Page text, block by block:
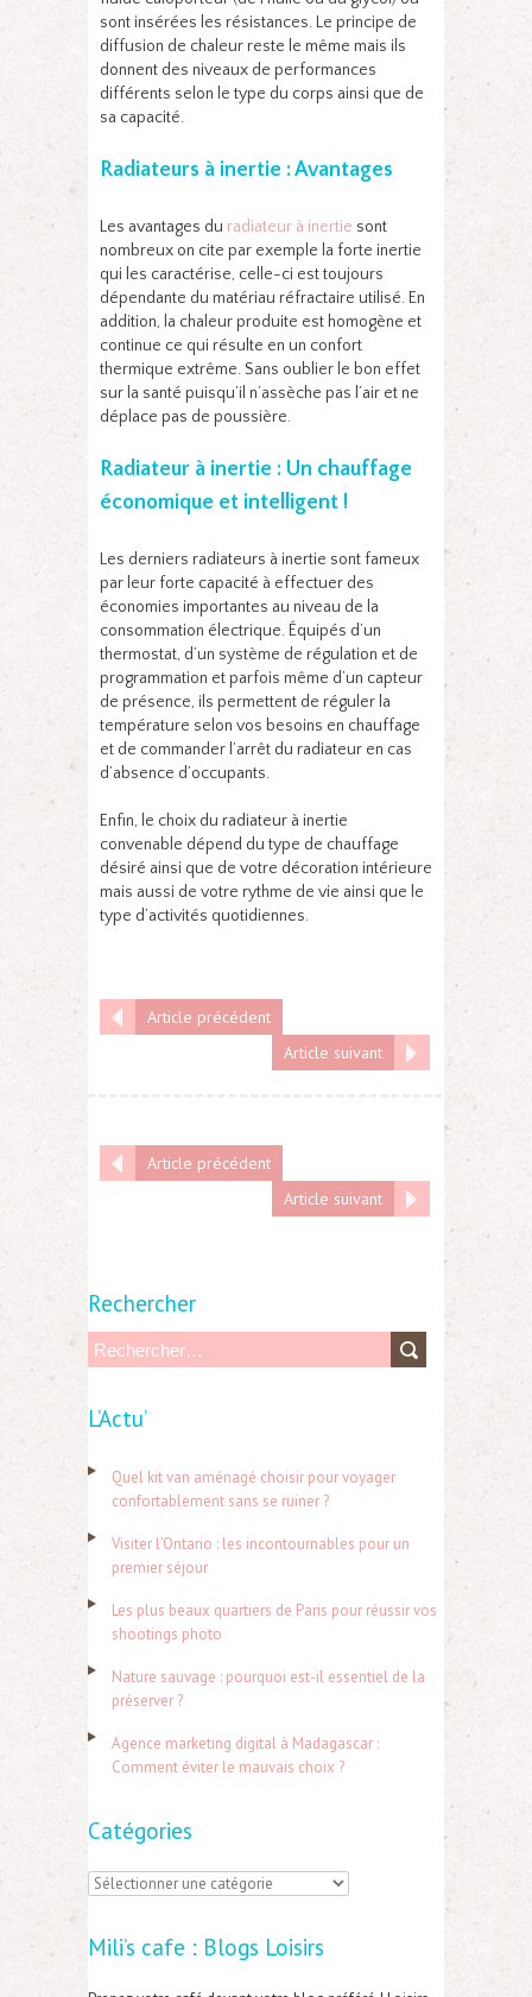
sont insérées les résistances. Le principe de
diffusion de chaleur reste le même mais ils
donnent des niveaux de performances
différents selon le type du corps ainsi que de
sa capacité.
Radiateurs à inertie : Avantages
Les avantages du radiateur à inertie sont
nombreux on cite par exemple la forte inertie
qui les caractérise, celle-ci est toujours
dépendante du matériau réfractaire utilisé. En
addition, la chaleur produite est homogène et
continue ce qui résulte en un confort
thermique extrême. Sans oublier le bon effet
sur la santé puisqu’il n’assèche pas l’air et ne
déplace pas de poussière.
Radiateur à inertie : Un chauffage
économique et intelligent !
Les derniers radiateurs à inertie sont fameux
par leur forte capacité à effectuer des
économies importantes au niveau de la
consommation électrique. Équipés d’un
thermostat, d’un système de régulation et de
programmation et parfois même d’un capteur
de présence, ils permettent de réguler la
température selon vos besoins en chauffage
et de commander l’arrêt du radiateur en cas
d’absence d’occupants.
Enfin, le choix du radiateur à inertie
convenable dépend du type de chauffage
désiré ainsi que de votre décoration intérieure
mais aussi de votre rythme de vie ainsi que le
type d’activités quotidiennes.
Article précédent
Article suivant
Article précédent
Article suivant
Rechercher
c
h
r
:
L’Actu’
Quel kit van aménagé choisir pour voyager
confortablement sans se ruiner ?
Visiter l’Ontario : les incontournables pour un
premier séjour
Les plus beaux quartiers de Paris pour réussir vos
shootings photo
Nature sauvage : pourquoi est-il essentiel de la
préserver ?
Agence marketing digital à Madagascar :
Comment éviter le mauvais choix ?
Catégories
C
tMili’s cafe : Blogs Loisirs